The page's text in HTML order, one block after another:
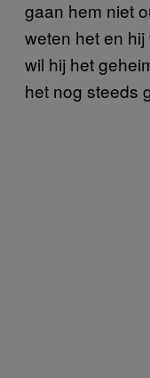
gaan hem niet
weten het en
wil hij het
het nog steeds